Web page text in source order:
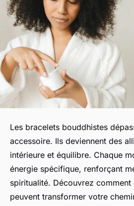
Les bracelets bouddhistes
accessoire. Ils deviennent des
intérieure et équilibre. Chaque
énergie spécifique, renforçant
spiritualité. Découvrez
peuvent transformer votre